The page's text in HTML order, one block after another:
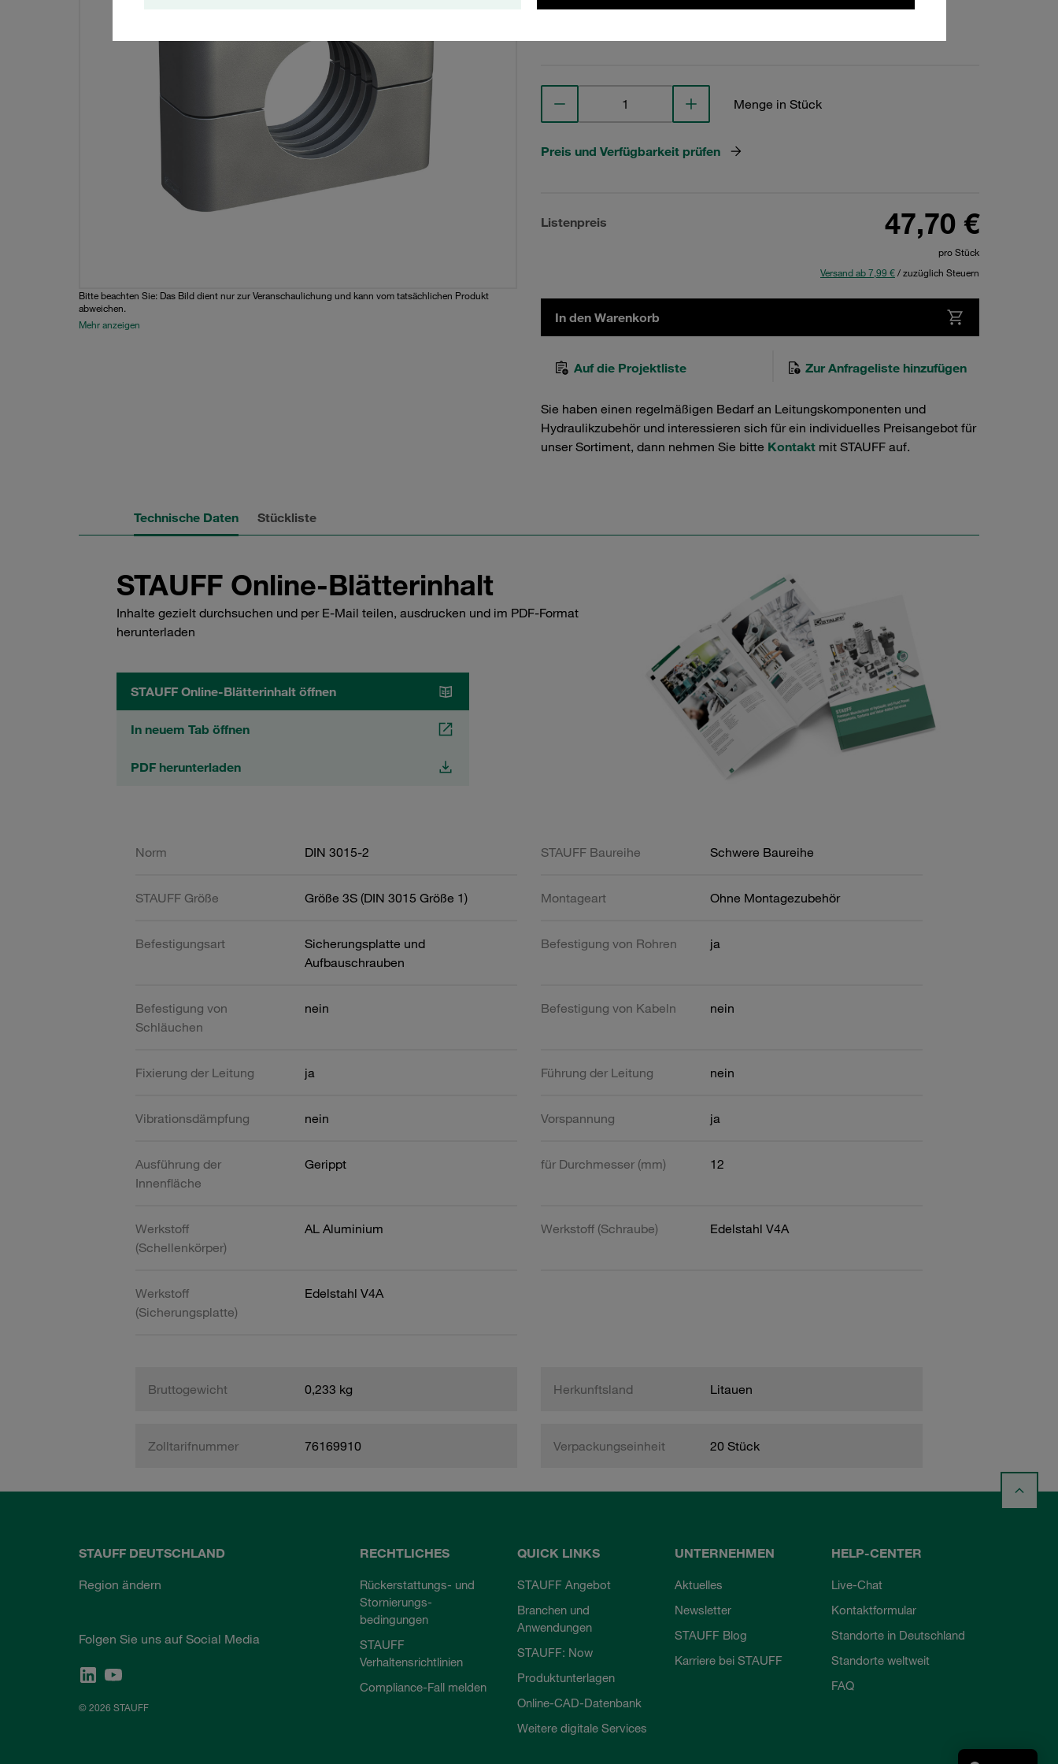
Bitte beachten Sie: Das Bild dient nur zur Veranschaulichung und kann vom tatsächlichen Produkt
abweichen.
Mehr anzeigen
Menge in Stück
Preis und Verfügbarkeit prüfen
Listenpreis 47,70 €
pro Stück
Versand ab 7,99 €/ zuzüglich Steuern
In den Warenkorb
Auf die Projektliste Zur Anfrageliste hinzufügen
Sie haben einen regelmäßigen Bedarf an Leitungskomponenten und
Hydraulikzubehör und interessieren sich für ein individuelles Preisangebot für
unser Sortiment, dann nehmen Sie bitte Kontakt mit STAUFF auf.
Technische Daten Stückliste
STAUFF Online-Blätterinhalt
Inhalte gezielt durchsuchen und per E-Mail teilen, ausdrucken und im PDF-Format
herunterladen
STAUFF Online-Blätterinhalt öffnen
In neuem Tab öffnen
PDF herunterladen
Norm DIN 3015-2 STAUFF Baureihe Schwere Baureihe
STAUFF Größe Größe 3S (DIN 3015 Größe 1) Montageart Ohne Montagezubehör
Befestigungsart
Sicherungsplatte und
Aufbauschrauben
Befestigung von Rohren ja
Befestigung von
Schläuchen
nein Befestigung von Kabeln nein
Fixierung der Leitung ja Führung der Leitung nein
Vibrationsdämpfung nein Vorspannung ja
Ausführung der
Innenfläche
Gerippt für Durchmesser (mm) 12
Werkstoff
(Schellenkörper)
AL Aluminium Werkstoff (Schraube) Edelstahl V4A
Werkstoff
(Sicherungsplatte)
Edelstahl V4A
Bruttogewicht 0,233 kg Herkunftsland Litauen
Zolltarifnummer 76169910 Verpackungseinheit 20 Stück
STAUFF DEUTSCHLAND
Region ändern
Folgen Sie uns auf Social Media
© 2026 STAUFF
RECHTLICHES
Rückerstattungs- und
Stornierungs-
bedingungen
STAUFF
Verhaltensrichtlinien
Compliance-Fall melden
QUICK LINKS
STAUFF Angebot
Branchen und
Anwendungen
STAUFF: Now
Produktunterlagen
Online-CAD-Datenbank
Weitere digitale Services
UNTERNEHMEN
Aktuelles
Newsletter
STAUFF Blog
Karriere bei STAUFF
HELP-CENTER
Live-Chat
Kontaktformular
Standorte in Deutschland
Standorte weltweit
FAQ